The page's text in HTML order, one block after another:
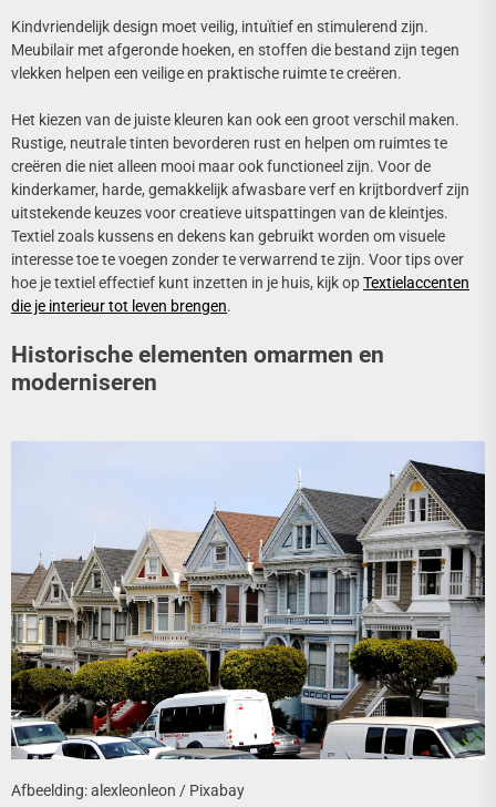
Kindvriendelijk design moet veilig, intuïtief en stimulerend zijn.
Meubilair met afgeronde hoeken, en stoffen die bestand zijn tegen
vlekken helpen een veilige en praktische ruimte te creëren.
Het kiezen van de juiste kleuren kan ook een groot verschil maken.
Rustige, neutrale tinten bevorderen rust en helpen om ruimtes te
creëren die niet alleen mooi maar ook functioneel zijn. Voor de
kinderkamer, harde, gemakkelijk afwasbare verf en krijtbordverf zijn
uitstekende keuzes voor creatieve uitspattingen van de kleintjes.
Textiel zoals kussens en dekens kan gebruikt worden om visuele
interesse toe te voegen zonder te verwarrend te zijn. Voor tips over
hoe je textiel effectief kunt inzetten in je huis, kijk opTextielaccenten
die je interieur tot leven brengen.
Historische elementen omarmen en
moderniseren
Afbeelding: alexleonleon / Pixabay